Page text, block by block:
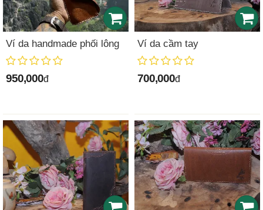
Ví da handmade phối lông
950,000đ
Ví da cầm tay
700,000đ